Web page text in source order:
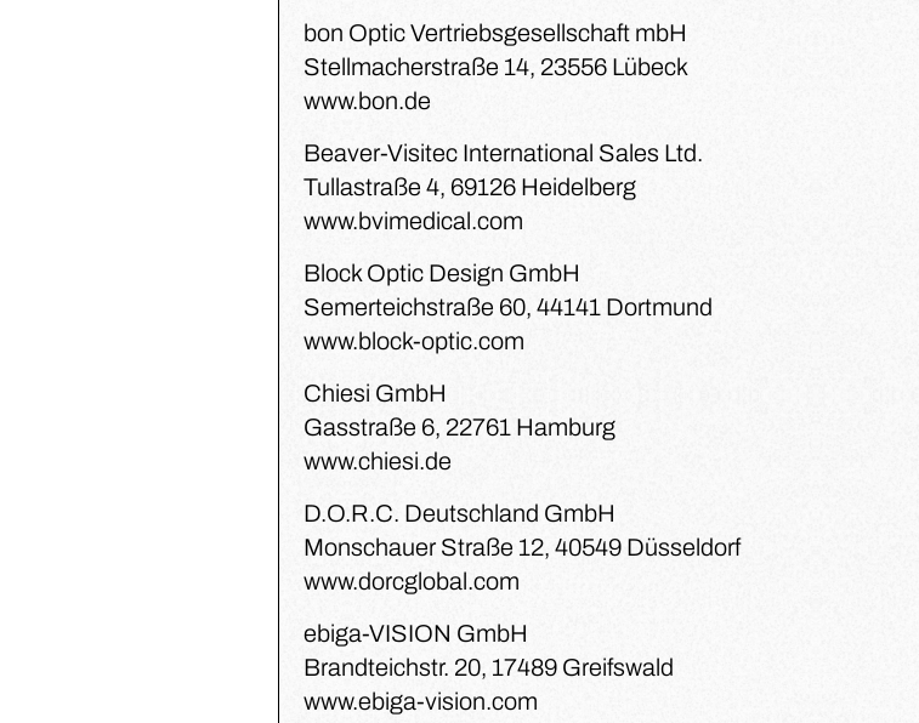
bon Optic Vertriebsgesellschaft mbH
Stellmacherstraße 14, 23556 Lübeck
www.bon.de
Beaver-Visitec International Sales Ltd.
Tullastraße 4, 69126 Heidelberg
www.bvimedical.com
Block Optic Design GmbH
Semerteichstraße 60, 44141 Dortmund
www.block-optic.com
Chiesi GmbH
Gasstraße 6, 22761 Hamburg
www.chiesi.de
D.O.R.C. Deutschland GmbH
Monschauer Straße 12, 40549 Düsseldorf
www.dorcglobal.com
ebiga-VISION GmbH
Brandteichstr. 20, 17489 Greifswald
www.ebiga-vision.com